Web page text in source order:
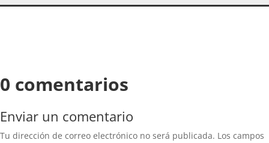
0 comentarios
Enviar un comentario
Tu dirección de correo electrónico no será publicada. Los campos